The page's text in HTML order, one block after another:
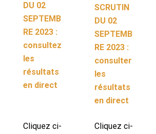
DU 02
SEPTEMB
RE 2023 :
consultez
les
résultats
en direct
SCRUTIN
DU 02
SEPTEMB
RE 2023 :
consulter
les
résultats
en direct
Cliquez ci-
Cliquez ci-